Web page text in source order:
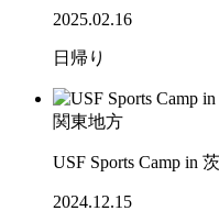
2025.02.16
日帰り
関東地方
USF Sports Camp in
2024.12.15